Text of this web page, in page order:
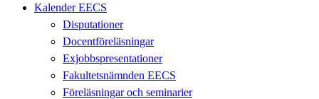
Kalender EECS
Disputationer
Docentföreläsningar
Exjobbspresentationer
Fakultetsnämnden EECS
Föreläsningar och seminarier